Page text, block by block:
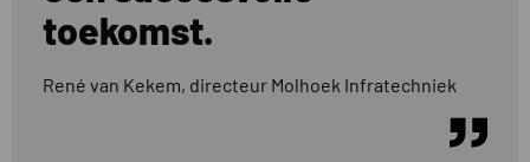
toekomst.
René van Kekem, directeur Molhoek Infratechniek